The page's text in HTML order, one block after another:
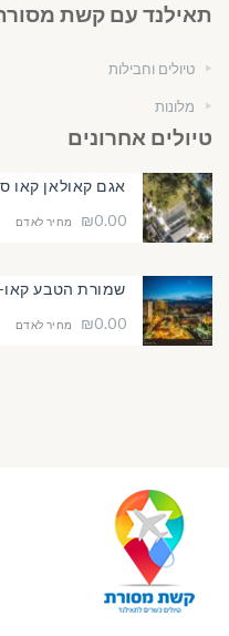
תאילנד עם קשת
טיולים וחבילות
מלונות
טיולים אחרונים
אגם קאולאן קאו
₪0.00
מחיר לאדם
שמורת הטבע קאו-סאק
₪0.00
מחיר לאדם